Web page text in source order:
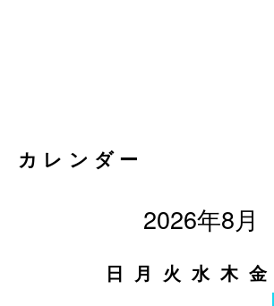
カレンダー
2026年8月
日 月 火 水 木 金